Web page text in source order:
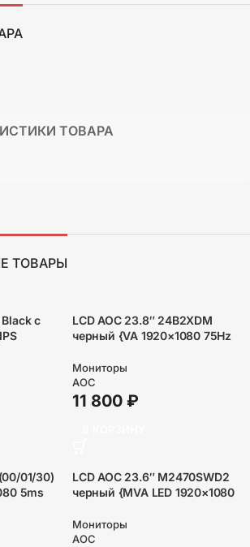
ТОВАРА
ТОВАРЫ
с
1.2
LCD AOC 23.8″ 24B2XDM
черный {VA 1920×1080 75Hz
8bit(6bit+FRC) D-Sub DVI VESA}
Мониторы
AOC
11 800 ₽
01/30)
5ms
LCD AOC 23.6″ M2470SWD2
черный {MVA LED 1920×1080
250cd DVI D-Sub VESA}
Мониторы
AOC